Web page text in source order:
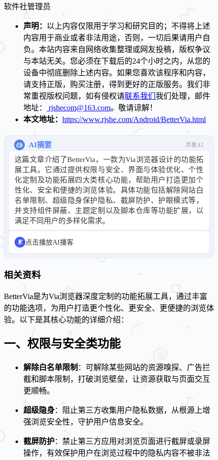
软件社管理员
声明： 以上内容仅限用于学习和研究目的；不得将上述
内容用于商业或者非法用途，否则，一切后果请用户自
负。本站内容来自网络收集整理或网友投稿，版权争议
与本站无关。您必须在下载后的24个小时之内，从您的
设备中彻底删除上述内容。如果您喜欢该程序和内容，
请支持正版，购买注册，得到更好的正版服务。我们非
常重视版权问题，如有侵权请联系我们 我们处理，邮件
地址：
rjshecom@163.com。敬请谅解！
本文地址： https://www.rjshe.com/Android/BetterVia.html
AI摘要 洪墨AI
这篇文章介绍了BetterVia，一款为Via浏览器设计的功能拓
展工具。它通过提供权限与安全、界面与体验优化、个性
化定制及功能拓展四大类核心功能，帮助用户打造更加个
性化、安全和便捷的浏览体验。具体功能包括解除网站白
名单限制、超级隐身保护隐私、截屏防护、护眼模式等，
并支持组件屏蔽、主题定制以及脚本仓库等功能扩展，以
满足不同用户的多样化需求。
点击播放AI播客
相关资料
BetterVia是为Via浏览器深度定制的功能拓展工具，通过丰富
的功能选项，为用户打造更个性化、更安全、更便捷的浏览体
验。以下是其核心功能的详细介绍：
一、权限与安全类功能
解除白名单限制 ：可解除某些网站的资源嗅探、广告拦
截和脚本限制，打破浏览壁垒，让资源获取与页面交互
更顺畅。
超级隐身：阻止第三方收集用户隐私数据，从根源上增
强浏览安全性，守护用户信息安全。
截屏防护：禁止第三方应用对浏览页面进行截屏或录屏
操作，有效保护用户在浏览过程中的隐私内容不被非法